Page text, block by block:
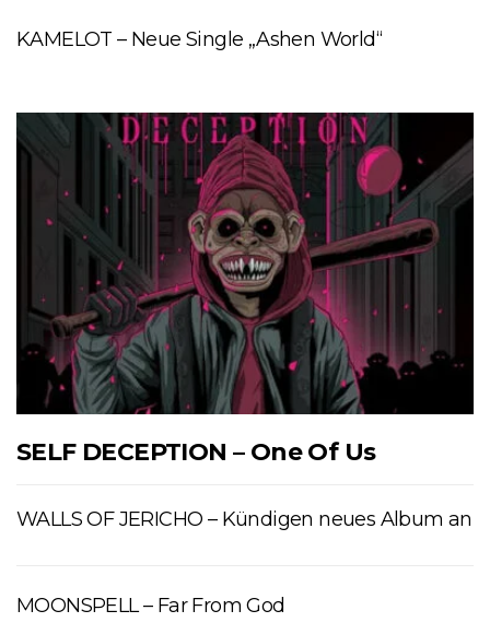
KAMELOT – Neue Single „Ashen World“
SELF DECEPTION – One Of Us
WALLS OF JERICHO – Kündigen neues Album an
MOONSPELL – Far From God